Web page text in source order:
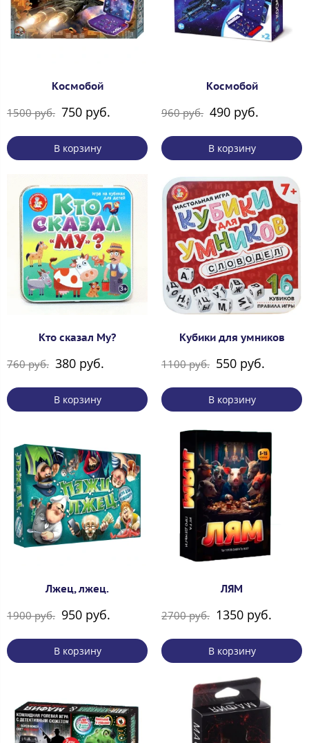
Космобой
1500 руб. 750 руб.
В корзину
Космобой
960 руб. 490 руб.
В корзину
Кто сказал Му?
760 руб. 380 руб.
В корзину
Кубики для умников
1100 руб. 550 руб.
В корзину
Лжец, лжец.
1900 руб. 950 руб.
В корзину
ЛЯМ
2700 руб. 1350 руб.
В корзину